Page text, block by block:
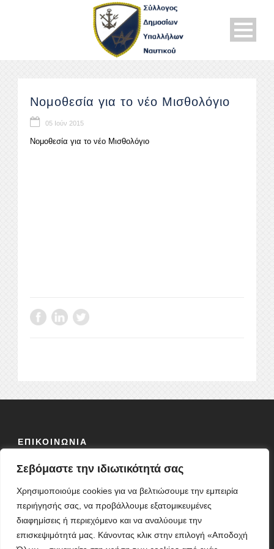
Σεβόμαστε την ιδιωτικότητά σας
Χρησιμοποιούμε cookies για να βελτιώσουμε την εμπειρία
περιήγησής σας, να προβάλλουμε εξατομικευμένες
διαφημίσεις ή περιεχόμενο και να αναλύουμε την
επισκεψιμότητά μας. Κάνοντας κλικ στην επιλογή «Αποδοχή
Νομοθεσία για το νέο Μισθολόγιο
05 Ιούν 2015
Νομοθεσία για το νέο Μισθολόγιο
ΕΠΙΚΟΙΝΩΝΙΑ
ΟΔΟΣ:ΦΕΙΔΙΟΥ 10 Τ.Κ 10678
ΤΗΛ: 2103838304
ΦΑΞ: 2103827864
ΚΙΝ: 6977648857